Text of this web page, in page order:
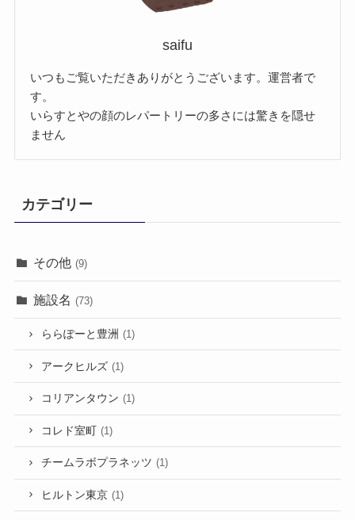
saifu
いつもご覧いただきありがとうございます。運営者で
す。
いらすとやの顔のレパートリーの多さには驚きを隠せ
ません
カテゴリー
その他 (9)
施設名 (73)
ららぽーと豊洲 (1)
アークヒルズ (1)
コリアンタウン (1)
コレド室町 (1)
チームラボプラネッツ (1)
ヒルトン東京 (1)